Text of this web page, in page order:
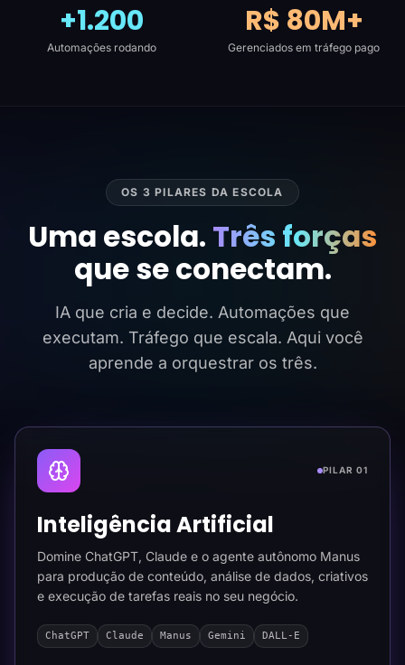
+1.200
Automações rodando
R$ 80M+
Gerenciados em tráfego pago
OS 3 PILARES DA ESCOLA
Uma escola. Três forças
que se conectam.
IA que cria e decide. Automações que
executam. Tráfego que escala. Aqui você
aprende a orquestrar os três.
PILAR 01
Inteligência Artificial
Domine ChatGPT, Claude e o agente autônomo Manus
para produção de conteúdo, análise de dados, criativos
e execução de tarefas reais no seu negócio.
ChatGPT Claude Manus Gemini DALL-E